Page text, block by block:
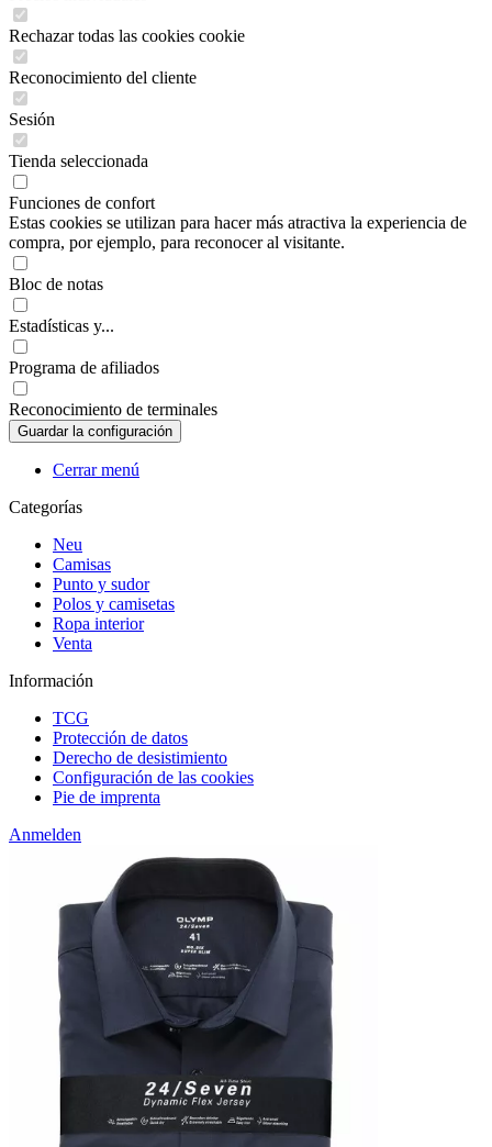
Rechazar todas las cookies cookie
Reconocimiento del cliente
Sesión
Tienda seleccionada
Funciones de confort
Estas cookies se utilizan para hacer más atractiva la experiencia de
compra, por ejemplo, para reconocer al visitante.
Bloc de notas
Estadísticas y...
Programa de afiliados
Reconocimiento de terminales
Cerrar menú
Categorías
Neu
Camisas
Punto y sudor
Polos y camisetas
Ropa interior
Venta
Información
TCG
Protección de datos
Derecho de desistimiento
Configuración de las cookies
Pie de imprenta
Anmelden